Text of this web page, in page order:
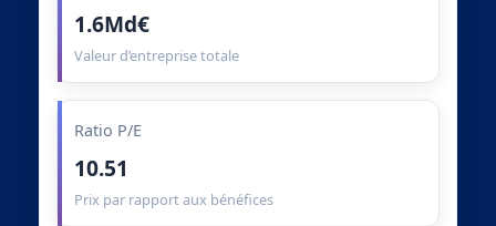
1.6Md€
Valeur d’entreprise totale
Ratio P/E
10.51
Prix par rapport aux bénéfices